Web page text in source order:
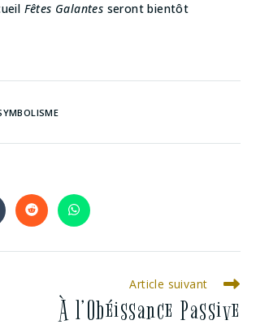
Fêtes Galantes seront bientôt
Article suivant
À l’Obéissance Passive